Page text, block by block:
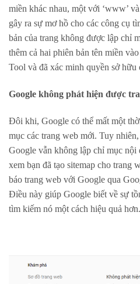
miền khác nhau, một với ‘www’
gây ra sự mơ hồ cho các công cụ
bản của trang không được lập chỉ
thêm cả hai phiên bản tên miền
Tool và đã xác minh quyền sở hữu
Google không phát hiện được
Đôi khi, Google có thể mất một
mục các trang web mới. Tuy
Google vẫn không lập chỉ mục nội
xem bạn đã tạo sitemap cho trang
báo trang web với Google qua
Điều này giúp Google biết về sự
tìm kiếm nó một cách hiệu quả hơn.